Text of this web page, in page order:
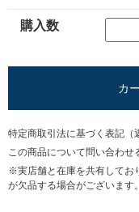
購入数
カ
特定商取引法に基づく表記（
この商品について問い合わせ
※実店舗と在庫を共有してお
が欠品する場合がございます